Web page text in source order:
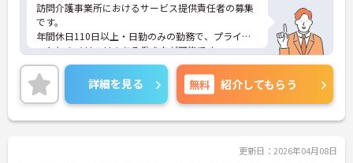
訪問介護事業所におけるサービス提供責任者の募集
です。
年間休日110日以上・日勤のみの勤務で、プライベ
ートとのメリハリのある働き方が可能です。
また、福利厚生が充実しています。働きやすい環境
が整っており、安心して長くご勤務いただけます◎
ご興味のある方には、面接対策ポイントなど、さら
に詳細をご案内しますのでお気軽にご相談くださ
い！
詳細を見る 無料 紹介してもらう
更新日：2026年04月08日